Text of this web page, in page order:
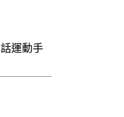
運動手